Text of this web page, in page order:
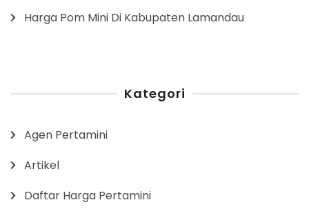
Harga Pom Mini Di Kabupaten Lamandau
Kategori
Agen Pertamini
Artikel
Daftar Harga Pertamini